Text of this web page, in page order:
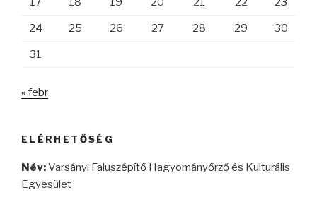
24 25 26 27 28 29 30
31
« febr
ELÉRHETŐSÉG
Név:Varsányi Faluszépítő Hagyományőrző és Kulturális
Egyesület